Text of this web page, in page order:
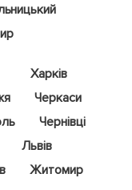
Харків
Черкаси
Чернівці
Львів
Житомир